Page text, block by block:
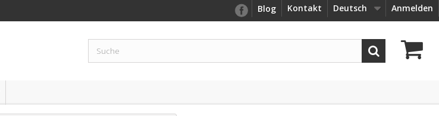
Anmelden
Deutsch
Kontakt
Blog